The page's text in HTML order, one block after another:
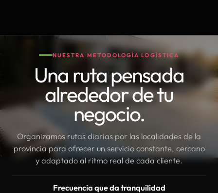
NUESTRA METODOLOGÍA LOGÍSTICA
Una ruta pensada
alrededor de tu
negocio.
Organizamos rutas diarias por las localidades de la
provincia para ofrecer un servicio constante, cercano
y adaptado al ritmo real de cada cliente.
Frecuencia que da tranquilidad